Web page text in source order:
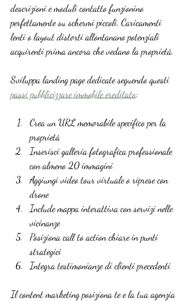
descrizioni e moduli contatto funzionino
perfettamente su schermi piccoli. Caricamenti
lenti o layout distorti allontanano potenziali
acquirenti prima ancora che vedano la proprietà.
Sviluppa landing page dedicate seguendo questi
passi pubblicizzare immobile ereditato:
Crea un URL memorabile specifico per la
proprietà
Inserisci galleria fotografica professionale
con almeno 20 immagini
Aggiungi video tour virtuale o riprese con
drone
Include mappa interattiva con servizi nelle
vicinanze
Posiziona call to action chiare in punti
strategici
Integra testimonianze di clienti precedenti
Il content marketing posiziona te e la tua agenzia